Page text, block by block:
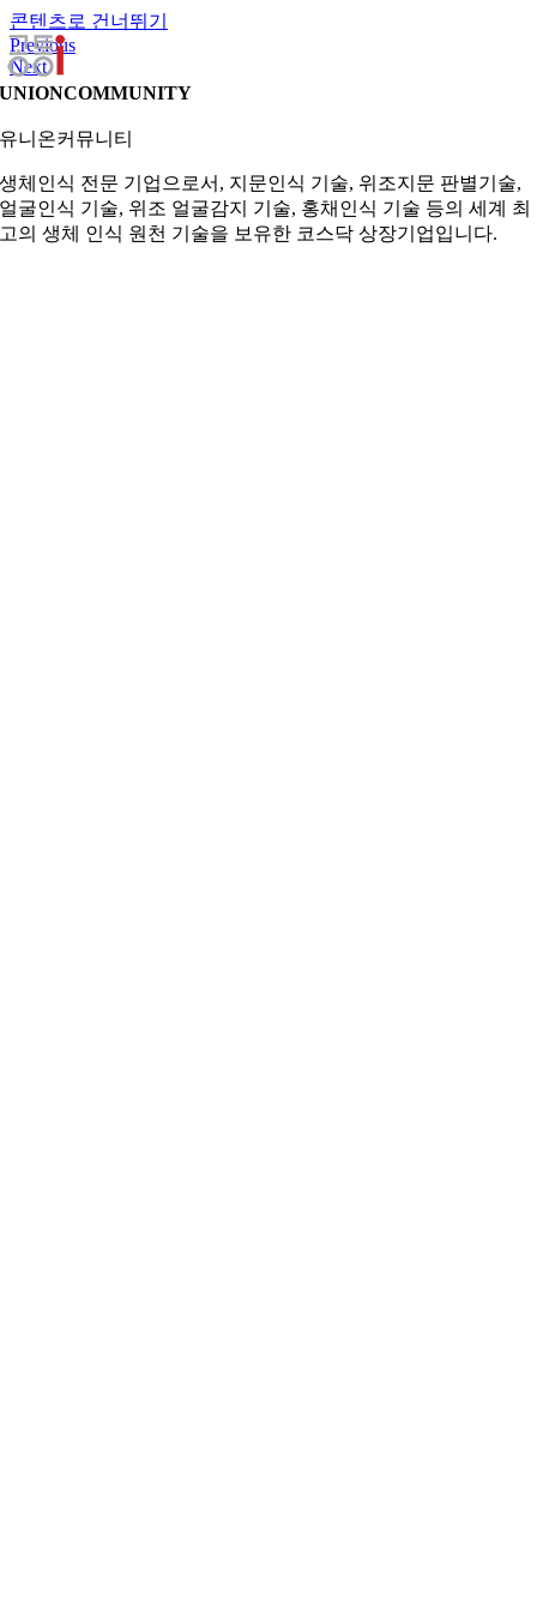
콘텐츠로 건너뛰기
Previous
Next
UNIONCOMMUNITY
유니온커뮤니티
생체인식 전문 기업으로서, 지문인식 기술, 위조지문 판별기술,
얼굴인식 기술, 위조 얼굴감지 기술, 홍채인식 기술 등의 세계 최
고의 생체 인식 원천 기술을 보유한 코스닥 상장기업입니다.